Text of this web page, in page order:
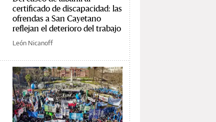
certificado de discapacidad: las
ofrendas a San Cayetano
reflejan el deterioro del trabajo
León Nicanoff